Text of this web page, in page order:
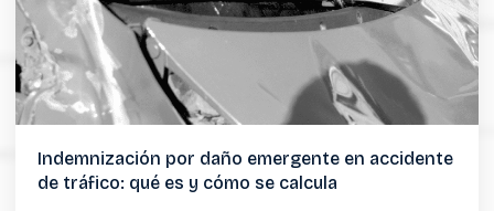
Indemnización por daño emergente en accidente
de tráfico: qué es y cómo se calcula